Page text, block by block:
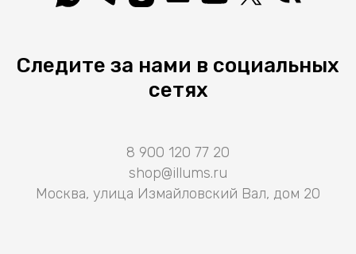
Следите за нами в социальных
сетях
8 900 120 77 20
shop@illums.ru
Москва, улица Измайловский Вал, дом 20